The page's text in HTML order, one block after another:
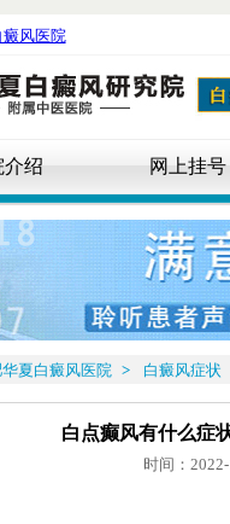
癜风医院
介绍 网上挂号
夏白癜风医院 > 白癜风症状
白点癫风有什么症
时间：